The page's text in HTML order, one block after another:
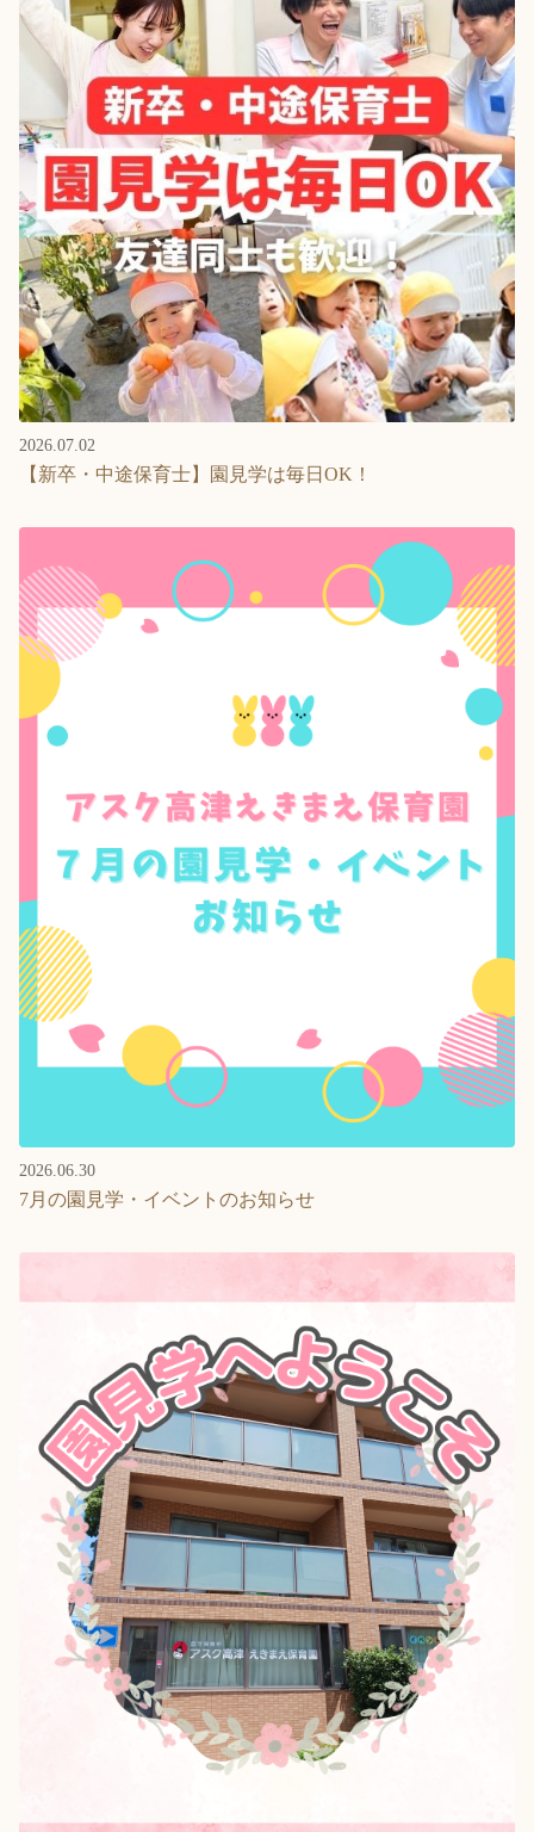
2026.07.02
【新卒・中途保育士】園見学は毎日OK！
2026.06.30
7月の園見学・イベントのお知らせ